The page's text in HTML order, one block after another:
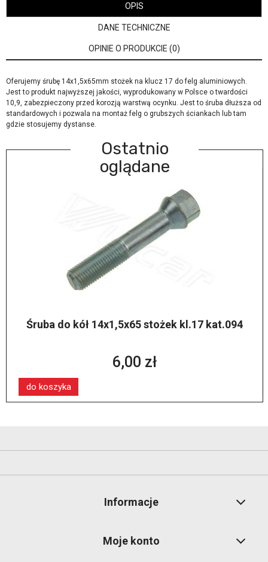
OPIS
DANE TECHNICZNE
OPINIE O PRODUKCIE (0)
Oferujemy śrubę 14x1,5x65mm stożek na klucz 17 do felg aluminiowych.
Jest to produkt najwyższej jakości, wyprodukowany w Polsce o twardości
10,9, zabezpieczony przed korozją warstwą ocynku. Jest to śruba dłuższa od
standardowych i pozwala na montaż felg o grubszych ściankach lub tam
gdzie stosujemy dystanse.
Ostatnio
oglądane
Śruba do kół 14x1,5x65 stożek kl.17 kat.094
6,00 zł
do koszyka
Informacje
Moje konto